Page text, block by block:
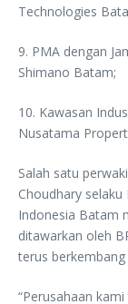
Technologies
9. PMA dengan
Shimano Batam;
10. Kawasan
Nusatama
Salah satu
Choudhary
Indonesia Batam
ditawarkan oleh
terus
“Perusahaan